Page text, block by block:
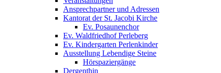
Ansprechpartner und Adressen
Kantorat der St. Jacobi Kirche
Ev. Posaunenchor
Ev. Waldfriedhof Perleberg
Ev. Kindergarten Perlenkinder
Ausstellung Lebendige Steine
Hörspaziergänge
Dergenthin